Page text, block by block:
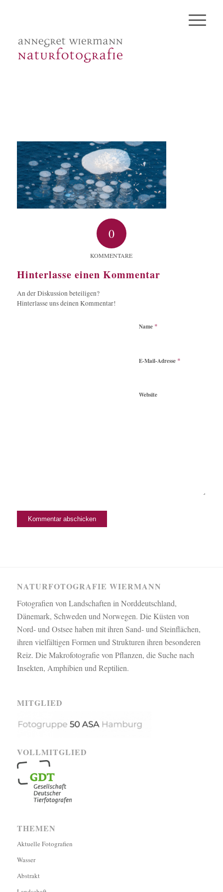
0
KOMMENTARE
Hinterlasse einen Kommentar
An der Diskussion beteiligen?
Hinterlasse uns deinen Kommentar!
Name *
E-Mail-Adresse *
Website
NATURFOTOGRAFIE WIERMANN
Fotografien von Landschaften in Norddeutschland,
Dänemark, Schweden und Norwegen. Die Küsten von
Nord- und Ostsee haben mit ihren Sand- und Steinflächen,
ihren vielfältigen Formen und Strukturen ihren besonderen
Reiz. Die Makrofotografie von Pflanzen, die Suche nach
Insekten, Amphibien und Reptilien.
MITGLIED
VOLLMITGLIED
THEMEN
Aktuelle Fotografien
Wasser
Abstrakt